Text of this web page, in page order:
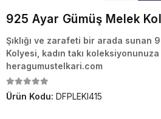
925 Ayar Gümüş Melek
Şıklığı ve zarafeti bir arada sunan
Kolyesi, kadın takı
heragumustelkari.com
Ürün Kodu: DFPLEKI415